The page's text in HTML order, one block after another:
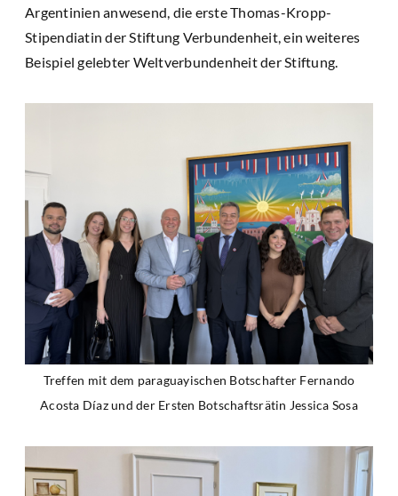
Argentinien anwesend, die erste Thomas-Kropp-
Stipendiatin der Stiftung Verbundenheit, ein weiteres
Beispiel gelebter Weltverbundenheit der Stiftung.
Treffen mit dem paraguayischen Botschafter Fernando
Acosta Díaz und der Ersten Botschaftsrätin Jessica Sosa